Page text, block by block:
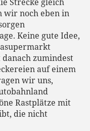
wir noch eben in
Keine gute Idee,
zumindest
auf einem
wir uns,
Rastplätze mit
die nicht